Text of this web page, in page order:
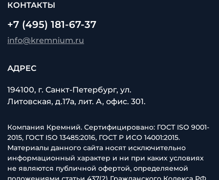
КОНТАКТЫ
+7 (495) 181-67-37
info@kremnium.ru
АДРЕС
194100, г. Санкт-Петербург, ул.
Литовская, д.17а, лит. А, офис. 301.
Компания Кремний. Сертифицировано: ГОСТ ISO 9001-
2015, ГОСТ ISO 13485:2016, ГОСТ Р ИСО 14001:2015.
Материалы данного сайта носят исключительно
информационный характер и ни при каких условиях
не являются публичной офертой, определяемой